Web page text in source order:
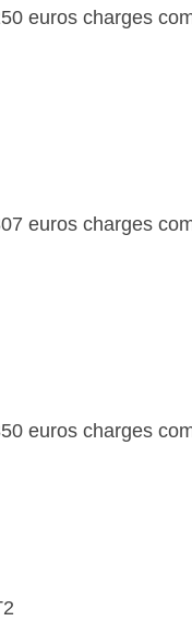
euros charges
euros charges
euros charges